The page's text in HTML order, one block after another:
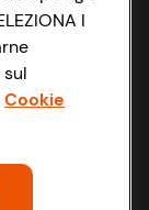
I
Cookie